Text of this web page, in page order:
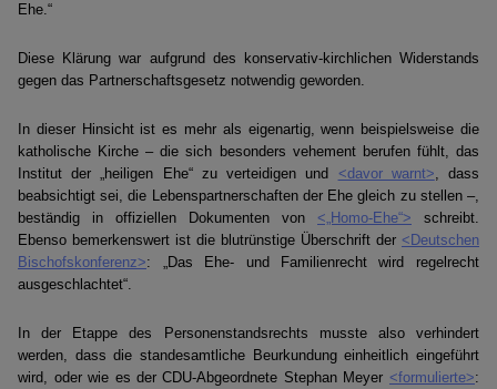
Ehe.“
Diese Klärung war aufgrund des konservativ-kirchlichen Widerstands
gegen das Partnerschaftsgesetz notwendig geworden.
In dieser Hinsicht ist es mehr als eigenartig, wenn beispielsweise die
katholische Kirche – die sich besonders vehement berufen fühlt, das
Institut der „heiligen Ehe“ zu verteidigen und <davor warnt>, dass
beabsichtigt sei, die Lebenspartnerschaften der Ehe gleich zu stellen –,
beständig in offiziellen Dokumenten von <„Homo-Ehe“>
schreibt.
Ebenso bemerkenswert ist die blutrünstige Überschrift der <Deutschen
Bischofskonferenz>: „Das Ehe- und Familienrecht wird regelrecht
ausgeschlachtet“.
In der Etappe des Personenstandsrechts musste also verhindert
werden, dass die standesamtliche Beurkundung einheitlich eingeführt
wird, oder wie es der CDU-Abgeordnete Stephan Meyer <formulierte>: